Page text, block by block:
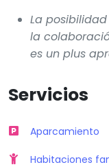
La
la
es un plus
Servicios
Aparcamiento
Habitaciones